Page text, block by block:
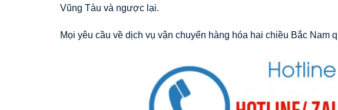
Vũng Tàu và ngược lại.
Mọi yêu cầu về dịch vụ vận chuyển hàng hóa hai chiều Bắc Nam